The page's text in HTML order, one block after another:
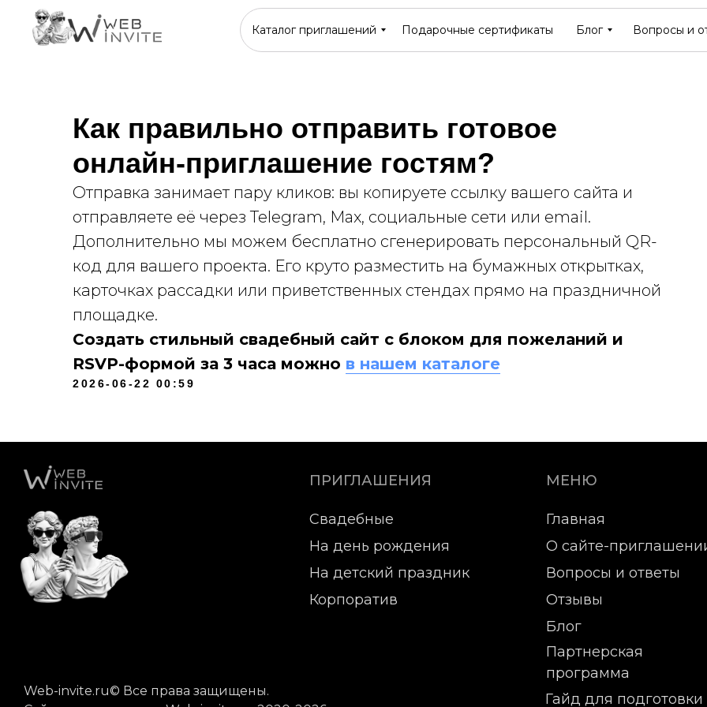
Подарочные сертификаты
Каталог приглашений Блог Вопросы и
Подарочные сертификаты
Каталог приглашений Блог Вопросы и
Как правильно отправить готовое
онлайн-приглашение гостям?
Отправка занимает пару кликов: вы копируете ссылку вашего сайта и
отправляете её через Telegram, Max, социальные сети или email.
Дополнительно мы можем бесплатно сгенерировать персональный QR-
код для вашего проекта. Его круто разместить на бумажных открытках,
карточках рассадки или приветственных стендах прямо на праздничной
площадке.
Создать стильный свадебный сайт с блоком для пожеланий и
RSVP-формой за 3 часа можно в нашем каталоге
2026-06-22 00:59
Web-invite.ru© Все права защищены.
Главная
Свадебные
На день рождения
Корпоратив
О сайте-
Вопросы и ответы
Отзывы
Партнерская
программа
Гайд для
Блог
ПРИГЛАШЕНИЯ МЕНЮ
На детский праздник